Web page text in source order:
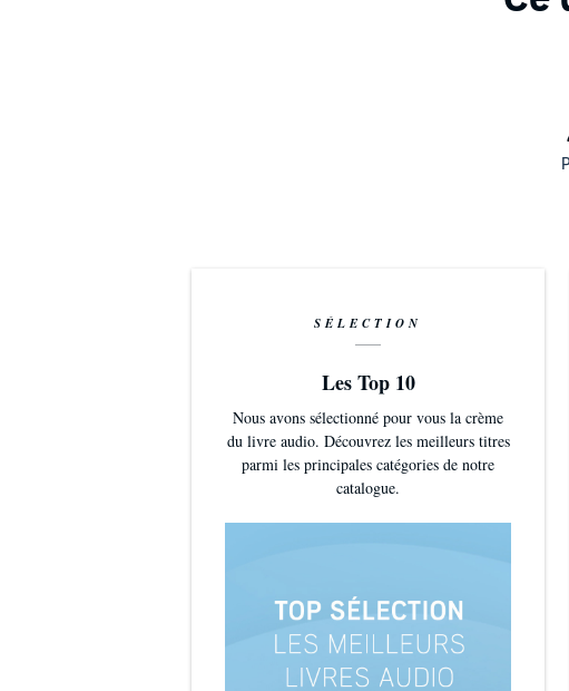
SÉLECTION
Les Top 10
Nous avons sélectionné pour vous la crème
du livre audio. Découvrez les meilleurs titres
parmi les principales catégories de notre
catalogue.